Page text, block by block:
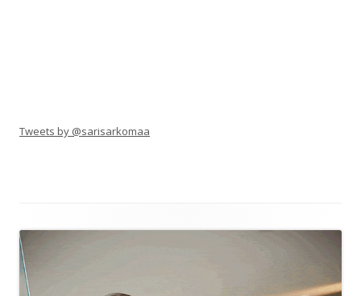
Tweets by @sarisarkomaa
sisältö